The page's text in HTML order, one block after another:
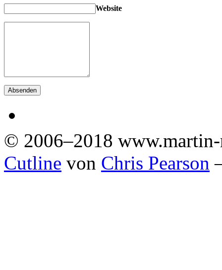
Website
© 2006–2018
Cutline von Chris Pearson